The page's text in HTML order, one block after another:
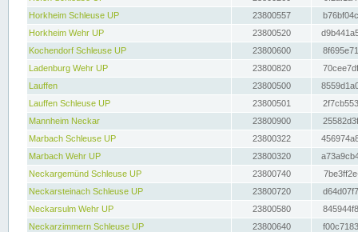
Horkheim Schleuse UP
23800557
Horkheim Wehr UP
23800520
Kochendorf Schleuse UP
23800600
Ladenburg Wehr UP
23800820
Lauffen
23800500
Lauffen Schleuse UP
23800501
Mannheim Neckar
23800900
Marbach Schleuse UP
23800322
Marbach Wehr UP
23800320
Neckargemünd Schleuse UP
23800740
Neckarsteinach Schleuse UP
23800720
Neckarsulm Wehr UP
23800580
Neckarzimmern Schleuse UP
23800640